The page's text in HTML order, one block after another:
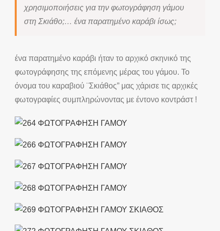
χρησιμοποιήσεις για την φωτογράφηση γάμου
στη Σκιάθο;… ένα παρατημένο καράβι ίσως;
ένα παρατημένο καράβι ήταν το αρχικό σκηνικό της
φωτογράφησης της επόμενης μέρας του γάμου. Το
όνομα του καραβιού ¨Σκιάθος” μας χάρισε τις αρχικές
φωτογραφίες συμπληρώνοντας με έντονο κοντράστ !